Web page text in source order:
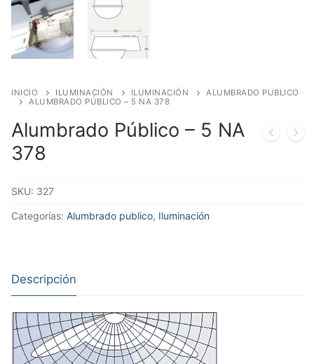
INICIO ILUMINACIÓN ILUMINACIÓN
ALUMBRADO PUBLICO
ALUMBRADO PÚBLICO – 5 NA 378
Alumbrado Público – 5 NA
378
SKU: 327
Categorías: Alumbrado publico, Iluminación
Descripción